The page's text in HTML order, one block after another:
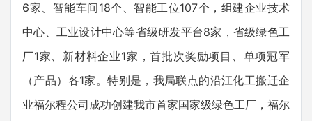
6家、智能车间18个、智能工位107个，组建企业技术
中心、工业设计中心等省级研发平台8家，省级绿色工
厂1家、新材料企业1家，首批次奖励项目、单项冠军
（产品）各1家。特别是，我局联点的沿江化工搬迁企
业福尔程公司成功创建我市首家国家级绿色工厂，福尔